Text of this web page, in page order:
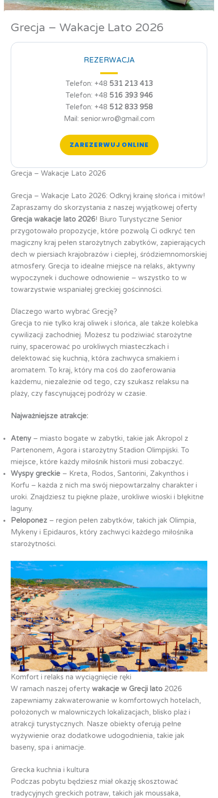
Grecja – Wakacje Lato 2026
REZERWACJA
Telefon: +48 531 213 413
Telefon: +48 516 393 946
Telefon: +48 512 833 958
Mail: senior.wro@gmail.com
ZAREZERWUJ ONLINE
Grecja – Wakacje Lato 2026
Grecja – Wakacje Lato 2026: Odkryj krainę słońca i mitów!
Zapraszamy do skorzystania z naszej wyjątkowej oferty
Grecja wakacje lato 2026! Biuro Turystyczne Senior
przygotowało propozycje, które pozwolą Ci odkryć ten
magiczny kraj pełen starożytnych zabytków, zapierających
dech w piersiach krajobrazów i ciepłej, śródziemnomorskiej
atmosfery. Grecja to idealne miejsce na relaks, aktywny
wypoczynek i duchowe odnowienie – wszystko to w
towarzystwie wspaniałej greckiej gościnności.
Dlaczego warto wybrać Grecję?
Grecja to nie tylko kraj oliwek i słońca, ale także kolebka
cywilizacji zachodniej. Możesz tu podziwiać starożytne
ruiny, spacerować po urokliwych miasteczkach i
delektować się kuchnią, która zachwyca smakiem i
aromatem. To kraj, który ma coś do zaoferowania
każdemu, niezależnie od tego, czy szukasz relaksu na
plaży, czy fascynującej podróży w czasie.
Najważniejsze atrakcje:
Ateny – miasto bogate w zabytki, takie jak Akropol z
Partenonem, Agora i starożytny Stadion Olimpijski. To
miejsce, które każdy miłośnik historii musi zobaczyć.
Wyspy greckie – Kreta, Rodos, Santorini, Zakynthos i
Korfu – każda z nich ma swój niepowtarzalny charakter i
uroki. Znajdziesz tu piękne plaże, urokliwe wioski i błękitne
laguny.
Peloponez – region pełen zabytków, takich jak Olimpia,
Mykeny i Epidauros, który zachwyci każdego miłośnika
starożytności.
Komfort i relaks na wyciągnięcie ręki
W ramach naszej ofertywakacje w Grecji lato 2026
zapewniamy zakwaterowanie w komfortowych hotelach,
położonych w malowniczych lokalizacjach, blisko plaż i
atrakcji turystycznych. Nasze obiekty oferują pełne
wyżywienie oraz dodatkowe udogodnienia, takie jak
baseny, spa i animacje.
Grecka kuchnia i kultura
Podczas pobytu będziesz miał okazję skosztować
tradycyjnych greckich potraw, takich jak moussaka,